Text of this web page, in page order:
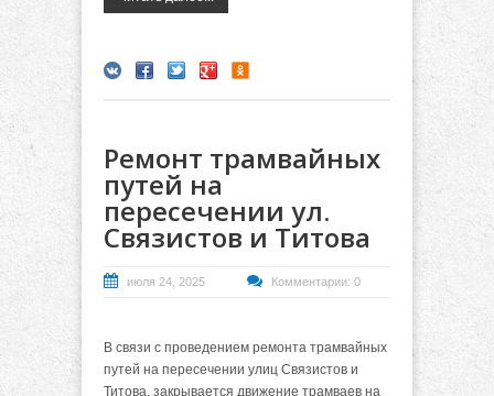
Ремонт трамвайных
путей на
пересечении ул.
Связистов и Титова
июля 24, 2025 Комментарии: 0
В связи с проведением ремонта трамвайных
путей на пересечении улиц Связистов и
Титова, закрывается движение трамваев на